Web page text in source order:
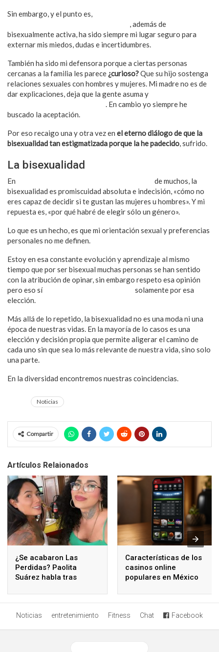
Sin embargo, y el punto es,
, además de
bisexualmente activa, ha sido siempre mi lugar seguro para
externar mis miedos, dudas e incertidumbres.
También ha sido mi defensora porque a ciertas personas
cercanas a la familia les parece ¿curioso?Que su hijo sostenga
relaciones sexuales con hombres y mujeres. Mi madre no es de
dar explicaciones, deja que la gente asuma y
. En cambio yo siempre he
buscado la aceptación.
Por eso recaigo una y otra vez en el eterno diálogo de que la
bisexualidad tan estigmatizada porque la he padecido, sufrido.
La bisexualidad
En
de muchos, la
bisexualidad es promiscuidad absoluta e indecisión, «cómo no
eres capaz de decidir si te gustan las mujeres u hombres». Y mi
repuesta es, «por qué habré de elegir sólo un género».
Lo que es un hecho, es que mi orientación sexual y preferencias
personales no me definen.
Estoy en esa constante evolución y aprendizaje al mismo
tiempo que por ser bisexual muchas personas se han sentido
con la atribución de opinar, sin embargo respeto esa opinión
pero eso sí
solamente por esa
elección.
Más allá de lo repetido, la bisexualidad no es una moda ni una
época de nuestras vidas. En la mayoría de lo casos es una
elección y decisión propia que permite aligerar el camino de
cada uno sin que sea lo más relevante de nuestra vida, sino solo
una parte.
En la diversidad encontremos nuestras coincidencias.
Noticias
Compartir
Artículos Relaionados
¿Se acabaron Las
Perdidas? Paolita
Suárez habla tras
de Karina Torres
Características de los
casinos online
populares en México
Noticias entretenimiento Fitness Chat Facebook